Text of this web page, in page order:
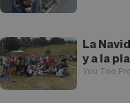
La
y a la
You Too